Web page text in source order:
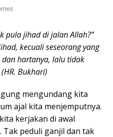
pula jihad di jalan Allah?”
kecuali seseorang yang
hartanya, lalu tidak
Bukhari)
mengundang kita
ajal kita menjemputnya.
kerjakan di awal
peduli ganjil dan tak